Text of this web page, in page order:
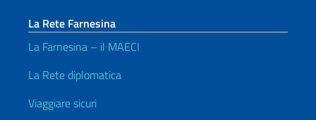
La Rete Farnesina
La Farnesina – il MAECI
La Rete diplomatica
Viaggiare sicuri